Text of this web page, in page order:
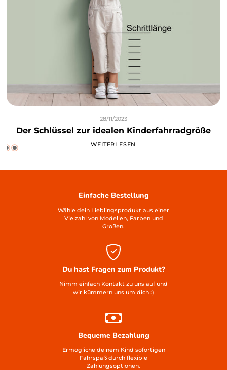
28/11/2023
Der Schlüssel zur idealen Kinderfahrradgröße
WEITERLESEN
Einfache Bestellung
Wähle dein Lieblingsprodukt aus einer
Vielzahl von Modellen, Farben und
Größen.
Du hast Fragen zum Produkt?
Nimm einfach Kontakt zu uns auf und
wir kümmern uns um dich :)
Bequeme Bezahlung
Ermögliche deinem Kind sofortigen
Fahrspaß durch flexible
Zahlungsoptionen.